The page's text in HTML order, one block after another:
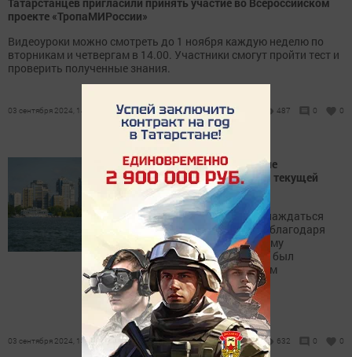
проекте «ТропаМИРоссии»
Видеоуроки можно смотреть до 1 ноября каждую неделю по
вторникам и четвергам в 14.00. Участники смогут пройти тест и
проверить полученные знания.
03 сентября 2024, 14:31 487 0 0
Летняя погода в Татарстане
продержится до середины текущей
недели
Татарстан продолжит наслаждаться
летним теплым климатом, благодаря
доминирующему солнечному
антициклону. Этот прогноз был
опубликован региональным
Гидрометцентром.
03 сентября 2024, 13:47 632 0 0